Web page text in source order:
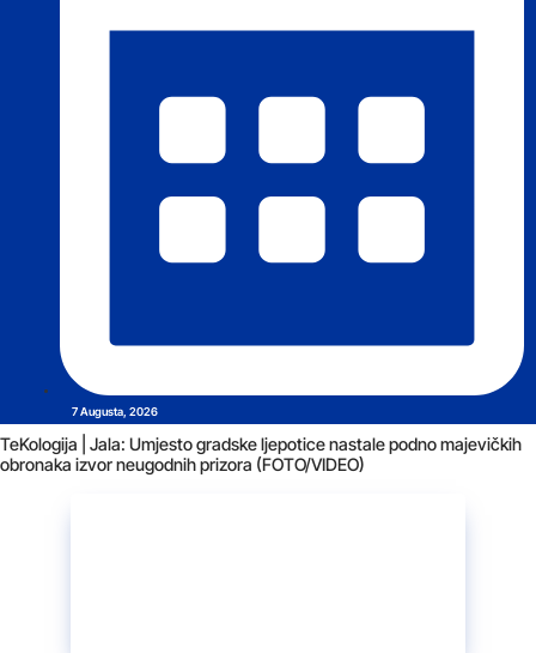
7 Augusta, 2026
TeKologija | Jala: Umjesto gradske ljepotice nastale podno majevičkih
obronaka izvor neugodnih prizora (FOTO/VIDEO)